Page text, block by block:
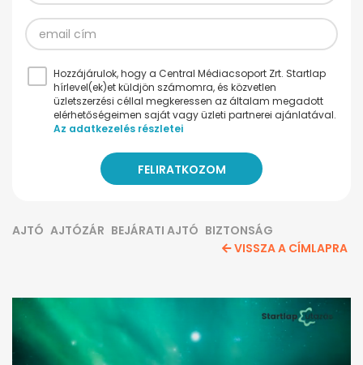
Hozzájárulok, hogy a Central Médiacsoport Zrt. Startlap
hírlevel(ek)et küldjön számomra, és közvetlen
üzletszerzési céllal megkeressen az általam megadott
elérhetőségeimen saját vagy üzleti partnerei ajánlatával.
Az adatkezelés részletei
AJTÓ AJTÓZÁR BEJÁRATI AJTÓ BIZTONSÁG
VISSZA A CÍMLAPRA